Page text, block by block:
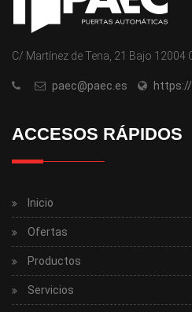
C/ Martínez de Tena, 21 Bajo 12004
paec@paec.es
ACCESOS RÁPIDOS
Inicio
Ofertas
Productos
Servicios